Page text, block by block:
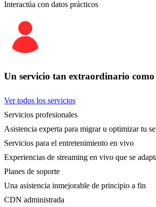
Interactúa con datos prácticos
Un servicio tan extraordinario como
Ver todos los servicios
Servicios profesionales
Asistencia experta para migrar u optimizar tu
Servicios para el entretenimiento en vivo
Experiencias de streaming en vivo que se
Planes de soporte
Una asistencia inmejorable de principio a fin
CDN administrada